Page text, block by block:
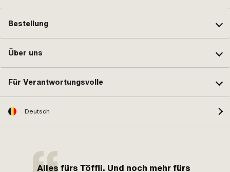
Bestellung
Über uns
Für Verantwortungsvolle
Deutsch
Alles fürs Töffli. Und noch mehr fürs